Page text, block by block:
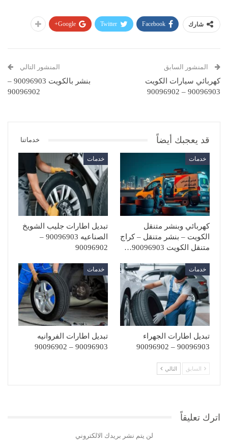
شارك Facebook
Twitter
Google+
المنشور السابق
كهربائي سيارات الكويت
90096903 – 90096902
المنشور التالي
بنشر بالكويت 90096903 –
90096902
قد يعجبك أيضاً خدماتنا
خدمات
كهربائي وبنشر متنقل
الكويت – بنشر متنقل – كراج
متنقل الكويت 90096903…
خدمات
تبديل اطارات جليب الشويخ
الصناعيه 90096903 –
90096902
خدمات
تبديل اطارات الجهراء
90096903 – 90096902
خدمات
تبديل اطارات الفروانيه
90096903 – 90096902
السابق التالي
اترك تعليقاً
لن يتم نشر بريدك الالكتروني